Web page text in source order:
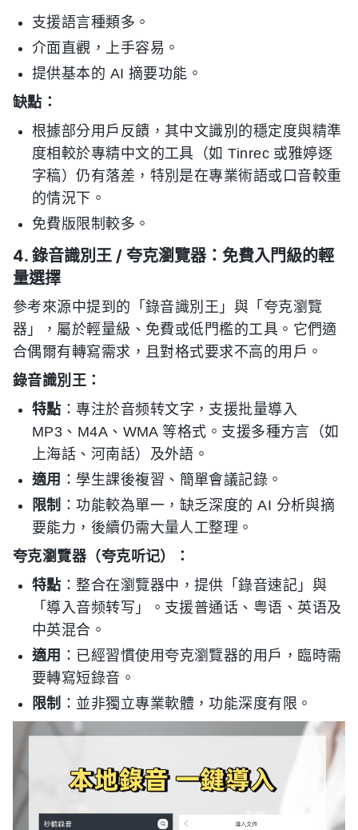
支援語言種類多。
介面直觀，上手容易。
提供基本的 AI 摘要功能。
缺點：
根據部分用戶反饋，其中文識別的穩定度與精準
度相較於專精中文的工具（如 Tinrec 或雅婷逐
字稿）仍有落差，特別是在專業術語或口音較重
的情況下。
免費版限制較多。
4. 錄音識別王 / 夸克瀏覽器：免費入門級的輕
量選擇
參考來源中提到的「錄音識別王」與「夸克瀏覽
器」，屬於輕量級、免費或低門檻的工具。它們適
合偶爾有轉寫需求，且對格式要求不高的用戶。
錄音識別王：
特點 ：專注於音频转文字，支援批量導入
MP3、M4A、WMA 等格式。支援多種方言（如
上海話、河南話）及外語。
適用 ：學生課後複習、簡單會議記錄。
限制 ：功能較為單一，缺乏深度的 AI 分析與摘
要能力，後續仍需大量人工整理。
夸克瀏覽器（夸克听记）：
特點 ：整合在瀏覽器中，提供「錄音速記」與
「導入音频转写」。支援普通话、粤语、英语及
中英混合。
適用 ：已經習慣使用夸克瀏覽器的用戶，臨時需
要轉寫短錄音。
限制 ：並非獨立專業軟體，功能深度有限。